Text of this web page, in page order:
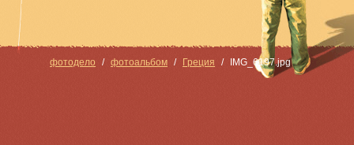
фотодело фотоальбом Греция IMG_6197.jpg